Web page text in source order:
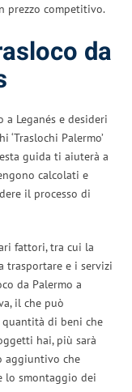
prezzo competitivo.
da
Leganés e desideri
‘Traslochi Palermo’
guida ti aiuterà a
calcolati e
il processo di
fattori, tra cui la
trasportare e i servizi
da Palermo a
il che può
quantità di beni che
hai, più sarà
aggiuntivo che
lo smontaggio dei